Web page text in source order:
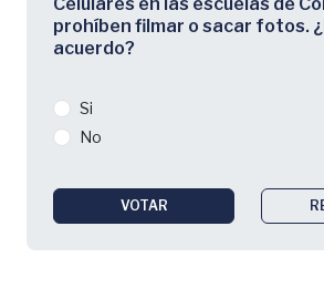
prohíben filmar o sacar fotos.
acuerdo?
Si
No
VOTAR